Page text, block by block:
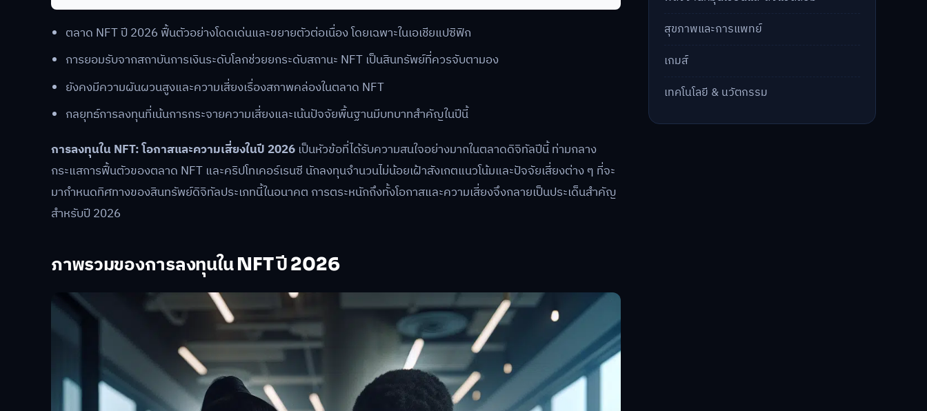
ตลาด NFT ปี 2026 ฟื้นตัวอย่างโดดเด่นและขยายตัวต่อเนื่อง โดยเฉพาะในเอเชียแปซิฟิก
การยอมรับจากสถาบันการเงินระดับโลกช่วยยกระดับสถานะ NFT เป็นสินทรัพย์ที่ควรจับตามอง
ยังคงมีความผันผวนสูงและความเสี่ยงเรื่องสภาพคล่องในตลาด NFT
กลยุทธ์การลงทุนที่เน้นการกระจายความเสี่ยงและเน้นปัจจัยพื้นฐานมีบทบาทสำคัญในปีนี้
การลงทุนใน NFT: โอกาสและความเสี่ยงในปี 2026 เป็นหัวข้อที่ได้รับความสนใจอย่างมากในตลาดดิจิทัลปีนี้ ท่ามกลาง
กระแสการฟื้นตัวของตลาด NFT และคริปโทเคอร์เรนซี นักลงทุนจำนวนไม่น้อยเฝ้าสังเกตแนวโน้มและปัจจัยเสี่ยงต่าง ๆ ที่จะ
มากำหนดทิศทางของสินทรัพย์ดิจิทัลประเภทนี้ในอนาคต การตระหนักถึงทั้งโอกาสและความเสี่ยงจึงกลายเป็นประเด็นสำคัญ
สำหรับปี 2026
ภาพรวมของการลงทุนใน NFT ปี 2026
สุขภาพและการแพทย์
เกมส์
เทคโนโลยี & นวัตกรรม